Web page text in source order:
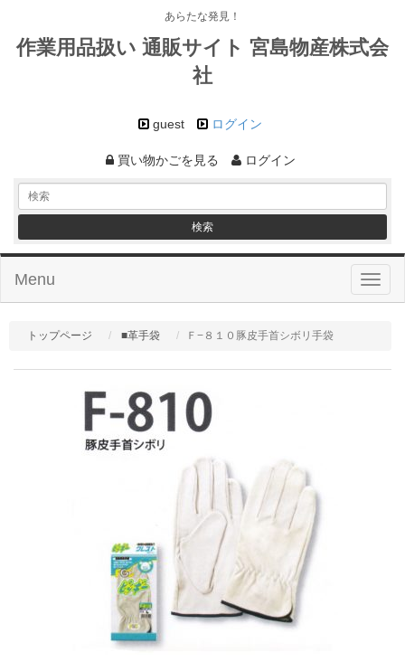
あらたな発見！
作業用品扱い 通販サイト 宮島物産株式会
社
guest ログイン
買い物かごを見る ログイン
Menu
トップページ ■革手袋 Ｆ−８１０豚皮手首シボリ手袋